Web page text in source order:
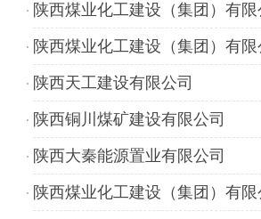
陕西天工建设有限公司
陕西铜川煤矿建设有限公司
陕西大秦能源置业有限公司